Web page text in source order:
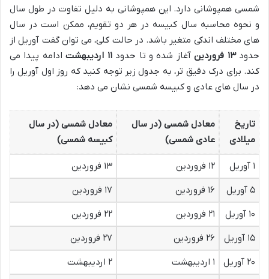
شمسی همپوشانی دارد. این همپوشانی به دلیل تفاوت در طول سال
و نحوه محاسبه سال کبیسه در هر دو تقویم، ممکن است در سال
های مختلف اندکی متغیر باشد. در حالت کلی، می توان گفت آوریل از
حدود۱۳ فروردین آغاز شده و تا حدود۱۱ اردیبهشت
ادامه پیدا می
کند. برای درک دقیق تر، به جدول زیر توجه کنید که روز اول آوریل را
در سال های عادی و کبیسه شمسی نشان می دهد:
تاریخ
میلادی
معادل شمسی (در سال
عادی شمسی)
معادل شمسی (در سال
کبیسه شمسی)
۱ آوریل ۱۲ فروردین
۱۳ فروردین
۵ آوریل
۱۶ فروردین
۱۷ فروردین
۱۰ آوریل
۲۱ فروردین
۲۲ فروردین
۱۵ آوریل
۲۶ فروردین
۲۷ فروردین
۲۰ آوریل
۱ اردیبهشت
۲ اردیبهشت